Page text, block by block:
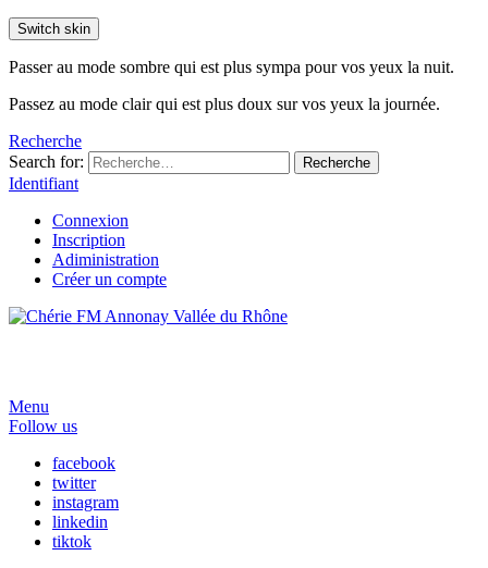
Switch skin
Passer au mode sombre qui est plus sympa pour vos yeux la nuit.
Passez au mode clair qui est plus doux sur vos yeux la journée.
Recherche
Search for:
Recherche
Identifiant
Connexion
Inscription
Adiministration
Créer un compte
Menu
Follow us
facebook
twitter
instagram
linkedin
tiktok